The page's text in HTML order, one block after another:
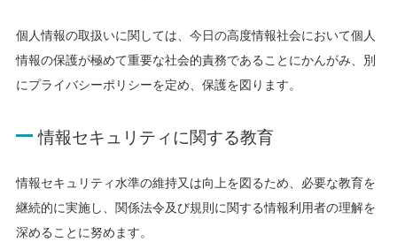
個人情報の取扱いに関しては、今日の高度情報社会において個人
情報の保護が極めて重要な社会的責務であることにかんがみ、別
にプライバシーポリシーを定め、保護を図ります。
情報セキュリティに関する教育
情報セキュリティ水準の維持又は向上を図るため、必要な教育を
継続的に実施し、関係法令及び規則に関する情報利用者の理解を
深めることに努めます。